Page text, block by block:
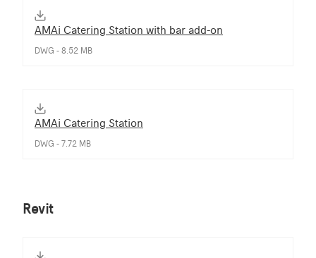
AMAi Catering Station with bar add-on
DWG - 8.52 MB
AMAi Catering Station
DWG - 7.72 MB
Revit